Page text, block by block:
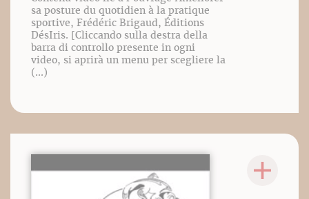
sa posture du quotidien à la pratique
sportive, Frédéric Brigaud, Éditions
DésIris. [Cliccando sulla destra della
barra di controllo presente in ogni
video, si aprirà un menu per scegliere la
(...)